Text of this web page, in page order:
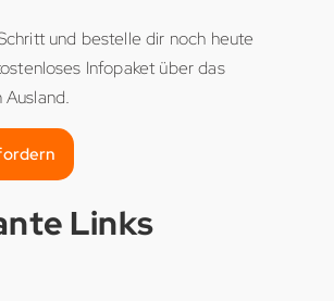
und bestelle dir noch heute
Infopaket über das
Links